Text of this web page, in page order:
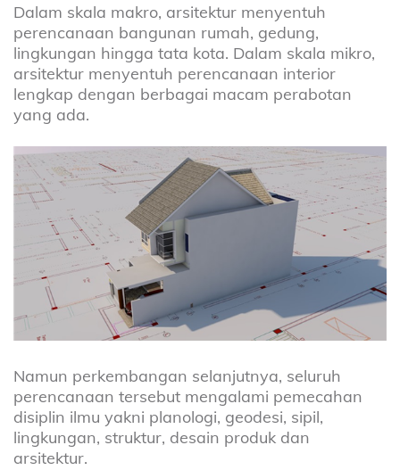
Dalam skala makro, arsitektur menyentuh
perencanaan bangunan rumah, gedung,
lingkungan hingga tata kota. Dalam skala mikro,
arsitektur menyentuh perencanaan interior
lengkap dengan berbagai macam perabotan
yang ada.
Namun perkembangan selanjutnya, seluruh
perencanaan tersebut mengalami pemecahan
disiplin ilmu yakni planologi, geodesi, sipil,
lingkungan, struktur, desain produk dan
arsitektur.